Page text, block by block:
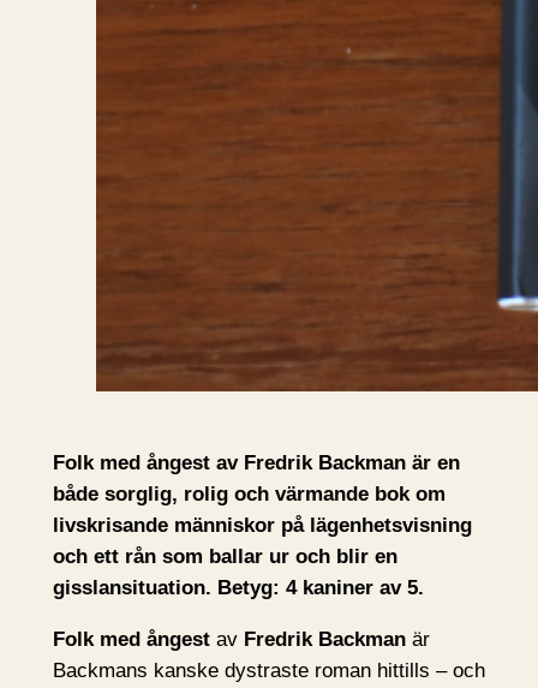
Folk med ångest av Fredrik Backman är en
både sorglig, rolig och värmande bok om
livskrisande människor på lägenhetsvisning
och ett rån som ballar ur och blir en
gisslansituation. Betyg: 4 kaniner av 5.
Folk med ångestav Fredrik Backmanär
Backmans kanske dystraste roman hittills – och